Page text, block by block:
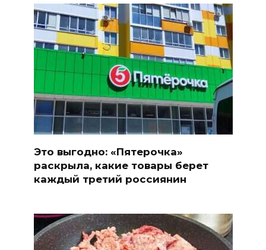
Это выгодно: «Пятерочка»
раскрыла, какие товары берет
каждый третий россиянин